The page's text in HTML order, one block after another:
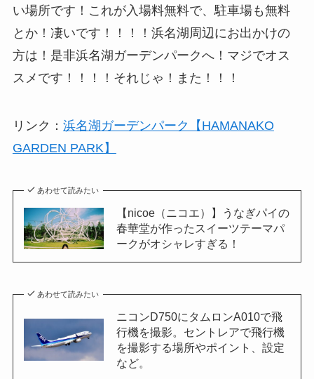
い場所です！これが入場料無料で、駐車場も無料
とか！凄いです！！！！浜名湖周辺にお出かけの
方は！是非浜名湖ガーデンパークへ！マジでオス
スメです！！！！それじゃ！また！！！
リンク： 浜名湖ガーデンパーク【HAMANAKO
GARDEN PARK】
あわせて読みたい
【nicoe（ニコエ）】うなぎパイの
春華堂が作ったスイーツテーマパ
ークがオシャレすぎる！
あわせて読みたい
ニコンD750にタムロンA010で飛
行機を撮影。セントレアで飛行機
を撮影する場所やポイント、設定
など。